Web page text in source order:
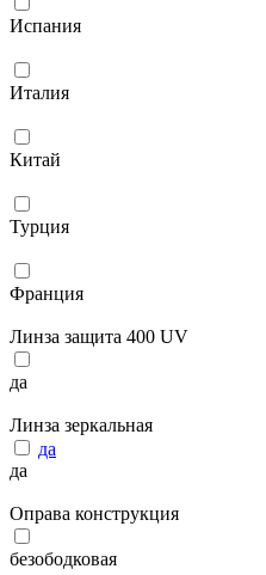
Испания
Италия
Китай
Турция
Франция
Линза защита 400 UV
да
Линза зеркальная
да
да
Оправа конструкция
безободковая